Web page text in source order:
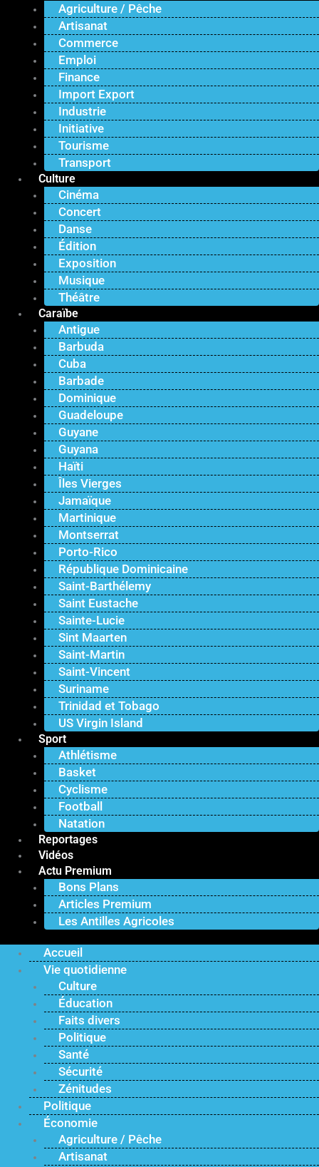
Agriculture / Pêche
Artisanat
Commerce
Emploi
Finance
Import Export
Industrie
Initiative
Tourisme
Transport
Culture
Cinéma
Concert
Danse
Édition
Exposition
Musique
Théâtre
Caraïbe
Antigue
Barbuda
Cuba
Barbade
Dominique
Guadeloupe
Guyane
Guyana
Haïti
Îles Vierges
Jamaïque
Martinique
Montserrat
Porto-Rico
République Dominicaine
Saint-Barthélemy
Saint Eustache
Sainte-Lucie
Sint Maarten
Saint-Martin
Saint-Vincent
Suriname
Trinidad et Tobago
US Virgin Island
Sport
Athlétisme
Basket
Cyclisme
Football
Natation
Reportages
Vidéos
Actu Premium
Bons Plans
Articles Premium
Les Antilles Agricoles
Accueil
Vie quotidienne
Culture
Éducation
Faits divers
Politique
Santé
Sécurité
Zénitudes
Politique
Économie
Agriculture / Pêche
Artisanat